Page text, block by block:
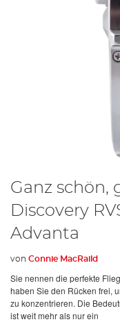
Ganz schön,
Discovery
Advanta
von Connie MacRaild
Sie nennen die perfekte
haben Sie den Rücken frei,
zu konzentrieren. Die
ist weit mehr als nur ein